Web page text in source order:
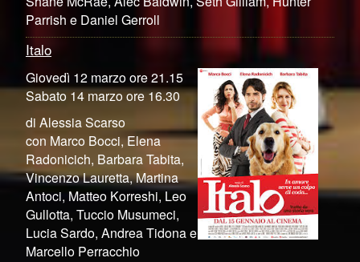
Parrish e Daniel Gerroll
Italo
Giovedì 12 marzo ore 21.15
Sabato 14 marzo ore 16.30
di Alessia Scarso
con Marco Bocci, Elena
Radonicich, Barbara Tabita,
Vincenzo Lauretta, Martina
Antoci, Matteo Korreshi, Leo
Gullotta, Tuccio Musumeci,
Lucia Sardo, Andrea Tidona e
Marcello Perracchio